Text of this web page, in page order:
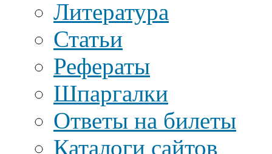
Литература
Статьи
Рефераты
Шпаргалки
Ответы на билеты
Каталоги сайтов